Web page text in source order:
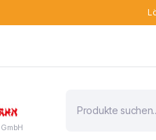
search